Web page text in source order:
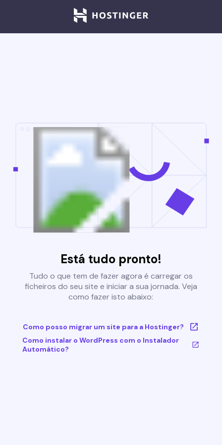
Está tudo pronto!
Tudo o que tem de fazer agora é carregar os
ficheiros do seu site e iniciar a sua jornada. Veja
como fazer isto abaixo:
Como posso migrar um site para a Hostinger?
Como instalar o WordPress com o Instalador
Automático?